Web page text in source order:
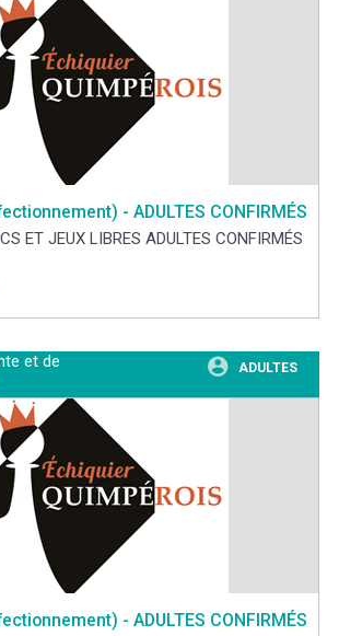
- ADULTES CONFIRMÉS
ET JEUX LIBRES ADULTES CONFIRMÉS
et de
ADULTES
- ADULTES CONFIRMÉS